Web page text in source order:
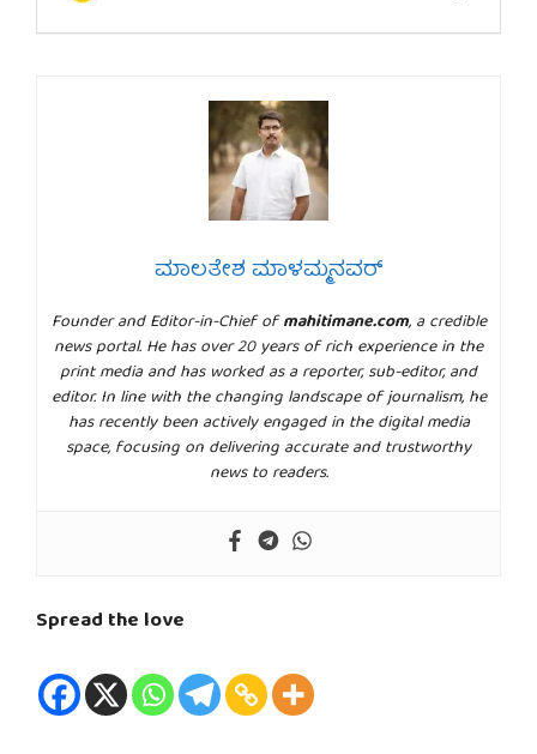
ಮಾಲತೇಶ ಮಾಳಮ್ಮನವರ್
Founder and Editor-in-Chief ofmahitimane.com, a credible
news portal. He has over 20 years of rich experience in the
print media and has worked as a reporter, sub-editor, and
editor. In line with the changing landscape of journalism, he
has recently been actively engaged in the digital media
space, focusing on delivering accurate and trustworthy
news to readers.
Spread the love